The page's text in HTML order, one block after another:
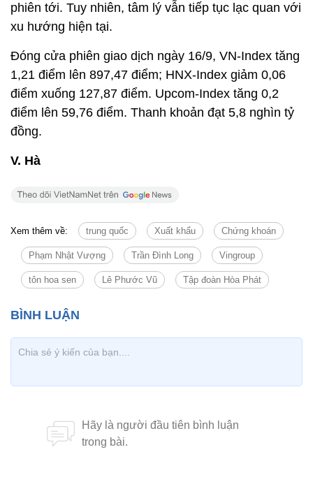
phiên tới. Tuy nhiên, tâm lý vẫn tiếp tục lạc quan với
xu hướng hiện tại.
Đóng cửa phiên giao dịch ngày 16/9, VN-Index tăng
1,21 điểm lên 897,47 điểm; HNX-Index giảm 0,06
điểm xuống 127,87 điểm. Upcom-Index tăng 0,2
điểm lên 59,76 điểm. Thanh khoản đạt 5,8 nghìn tỷ
đồng.
V. Hà
Xem thêm về: trung quốc Xuất khẩu Chứng khoán
Phạm Nhật Vượng Trần Đình Long Vingroup
tôn hoa sen Lê Phước Vũ Tập đoàn Hòa Phát